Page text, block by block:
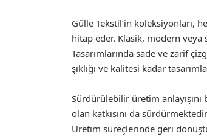
Gülle Tekstil’in koleksiyonları,
hitap eder. Klasik, modern
Tasarımlarında sade ve zarif
şıklığı ve kalitesi kadar
Sürdürülebilir üretim
olan katkısını da
Üretim süreçlerinde geri